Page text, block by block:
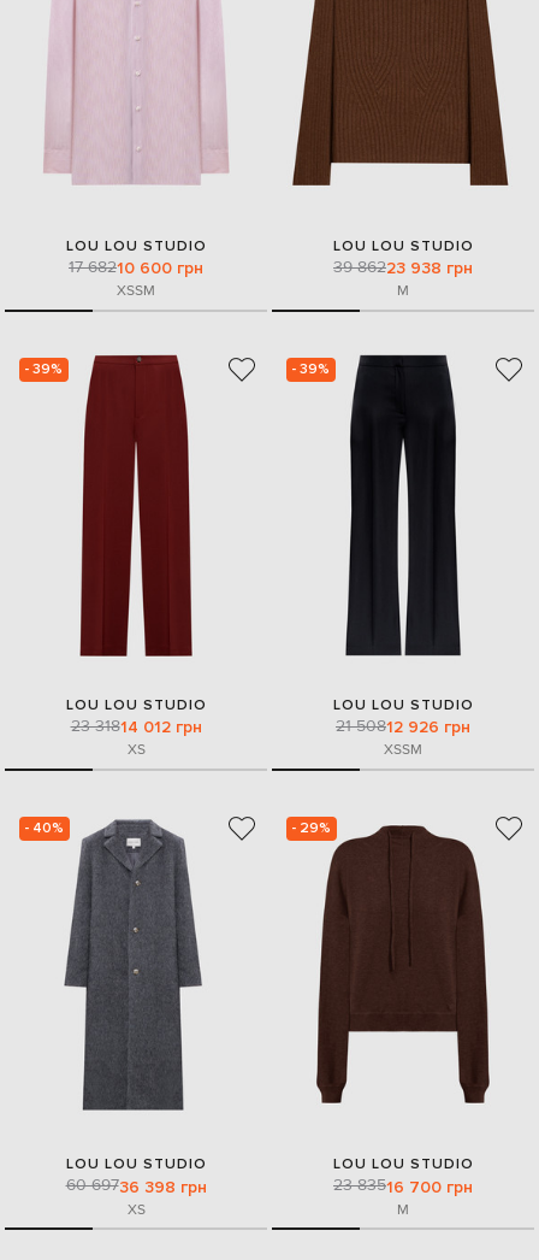
LOU LOU STUDIO
17 68210 600 грн
XSSM
LOU LOU STUDIO
39 86223 938 грн
M
- 39%
LOU LOU STUDIO
23 31814 012 грн
XS
- 39%
LOU LOU STUDIO
21 50812 926 грн
XSSM
- 40%
LOU LOU STUDIO
60 69736 398 грн
XS
- 29%
LOU LOU STUDIO
23 83516 700 грн
M